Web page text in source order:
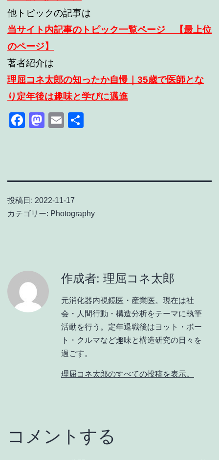
他トピックの記事は
当サイト内記事のトピック一覧ページ 【最上位
のページ】
著者紹介は
理屈コネ太郎の知ったか自慢｜35歳で医師とな
り定年後は趣味と学びに邁進
Facebook
Mastodon
Email
投稿日: 2022-11-17
カテゴリー: Photography
作成者: 理屈コネ太郎
元消化器内視鏡医・産業医。現在は社
会・人間行動・構造分析をテーマに執筆
活動を行う。定年退職後はヨット・ボー
ト・クルマなど趣味と構造研究の日々を
過ごす。
理屈コネ太郎のすべての投稿を表示。
コメントする